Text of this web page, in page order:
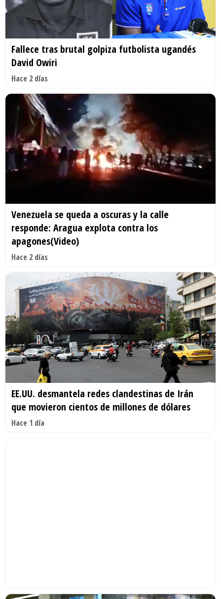
Fallece tras brutal golpiza futbolista ugandés
David Owiri
Hace 2 días
Venezuela se queda a oscuras y la calle
responde: Aragua explota contra los
apagones(Video)
Hace 2 días
EE.UU. desmantela redes clandestinas de Irán
que movieron cientos de millones de dólares
Hace 1 día